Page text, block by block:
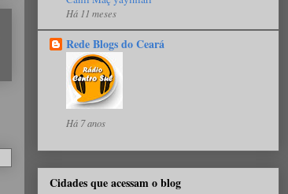
Há 11 meses
Rede Blogs do Ceará
Há 7 anos
Cidades que acessam o blog